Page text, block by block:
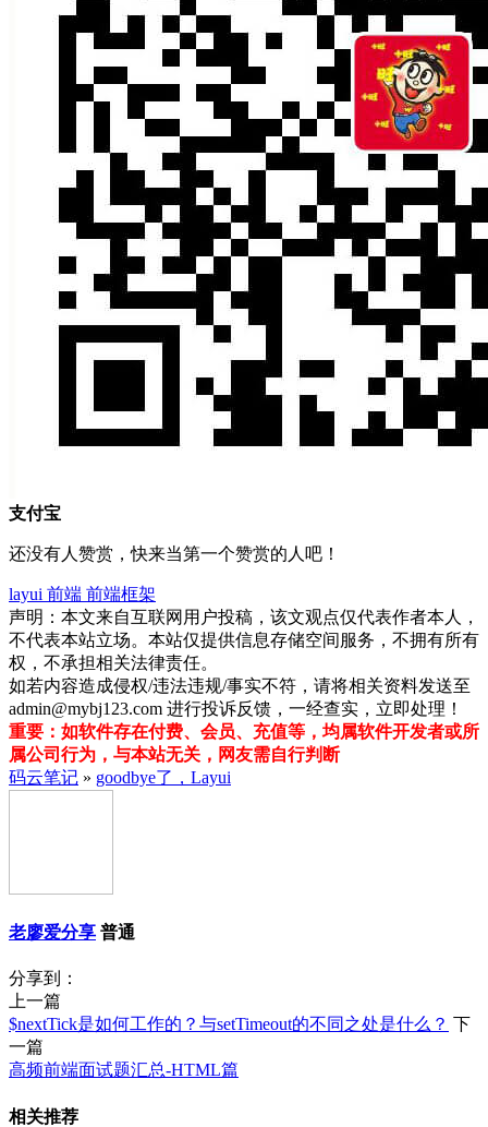
支付宝
还没有人赞赏，快来当第一个赞赏的人吧！
layui 前端 前端框架
声明：本文来自互联网用户投稿，该文观点仅代表作者本人，
不代表本站立场。本站仅提供信息存储空间服务，不拥有所有
权，不承担相关法律责任。
如若内容造成侵权/违法违规/事实不符，请将相关资料发送至
admin@mybj123.com 进行投诉反馈，一经查实，立即处理！
重要：如软件存在付费、会员、充值等，均属软件开发者或所
属公司行为，与本站无关，网友需自行判断
码云笔记 » goodbye了，Layui
老廖爱分享 普通
分享到：
上一篇
$nextTick是如何工作的？与setTimeout的不同之处是什么？ 下
一篇
高频前端面试题汇总-HTML篇
相关推荐